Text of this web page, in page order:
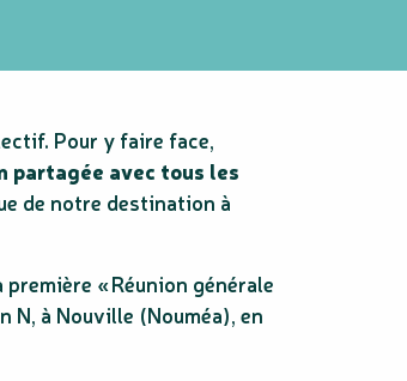
Pour y faire face,
partagée avec tous les
de notre destination à
« Réunion générale
N, à Nouville (Nouméa), en